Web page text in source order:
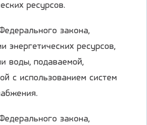
ресурсов.
закона,
энергетических ресурсов,
воды, подаваемой,
с использованием систем
закона,